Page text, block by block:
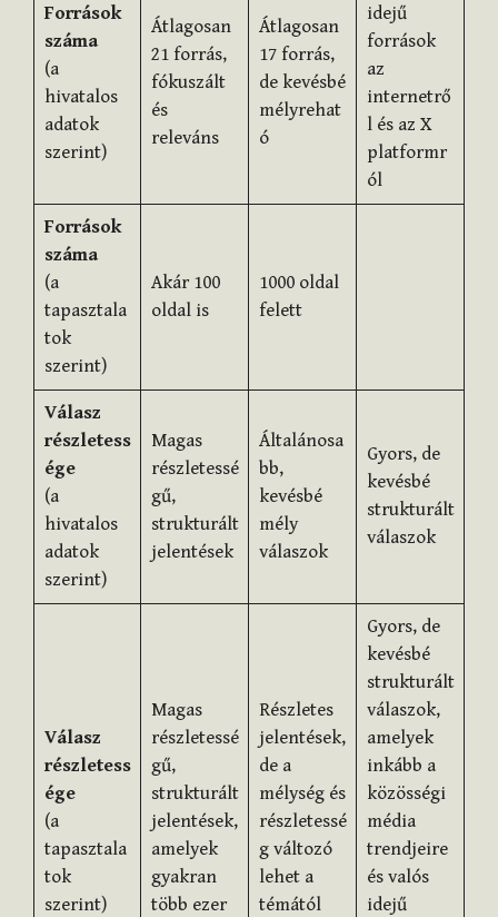
Források
száma
(a
hivatalos
adatok
szerint)
Átlagosan
21 forrás,
fókuszált
és
releváns
Átlagosan
17 forrás,
de kevésbé
mélyrehat
ó
idejű
források
az
internetrő
l és az X
platformr
ól
Források
száma
(a
tapasztala
tok
szerint)
Akár 100
oldal is
1000 oldal
felett
Válasz
részletess
ége
(a
hivatalos
adatok
szerint)
Magas
részletessé
gű,
strukturált
jelentések
Általánosa
bb,
kevésbé
mély
válaszok
Gyors, de
kevésbé
strukturált
válaszok
Válasz
részletess
ége
(a
tapasztala
tok
szerint)
Magas
részletessé
gű,
strukturált
jelentések,
amelyek
gyakran
több ezer
Részletes
jelentések,
de a
mélység és
részletessé
g változó
lehet a
témától
Gyors, de
kevésbé
strukturált
válaszok,
amelyek
inkább a
közösségi
média
trendjeire
és valós
idejű